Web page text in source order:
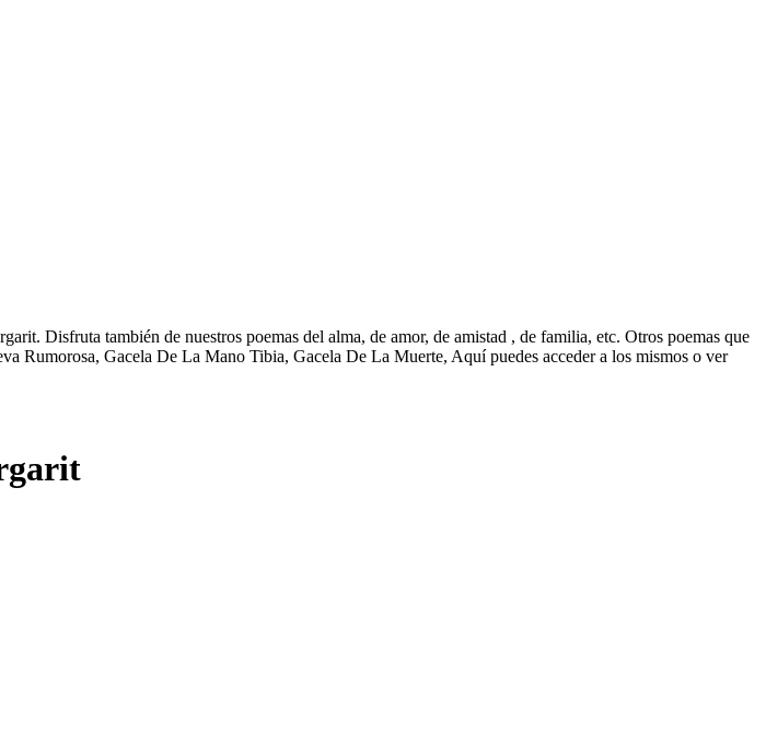
Disfruta también de nuestros poemas del alma, de amor, de amistad , de familia, etc. Otros poemas que
Rumorosa, Gacela De La Mano Tibia, Gacela De La Muerte, Aquí puedes acceder a los mismos o ver